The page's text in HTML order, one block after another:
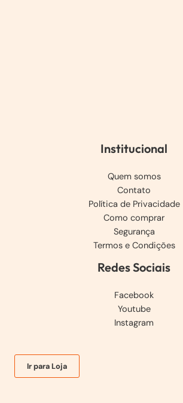
Institucional
Quem somos
Contato
Política de Privacidade
Como comprar
Segurança
Termos e Condições
Redes Sociais
Facebook
Youtube
Instagram
Ir para Loja